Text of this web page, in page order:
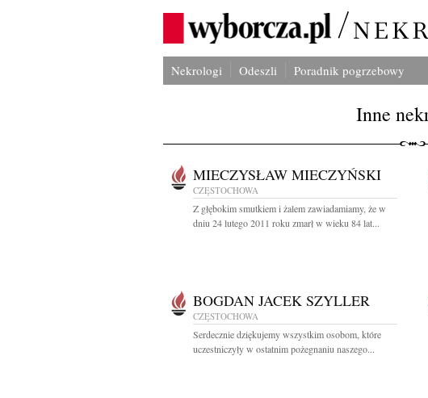
Nekrologi Odeszli Poradnik pogrzebowy
Inne
MIECZYSŁAW MIECZYŃSKI
CZĘSTOCHOWA
Z głębokim smutkiem i żalem zawiadamiamy, że w
dniu 24 lutego 2011 roku zmarł w wieku 84 lat...
BOGDAN JACEK SZYLLER
CZĘSTOCHOWA
Serdecznie dziękujemy wszystkim osobom, które
uczestniczyły w ostatnim pożegnaniu naszego...